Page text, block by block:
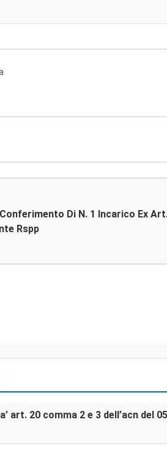
Di N. 1 Incarico Ex
Rspp
art. 20 comma 2 e 3 dell’acn